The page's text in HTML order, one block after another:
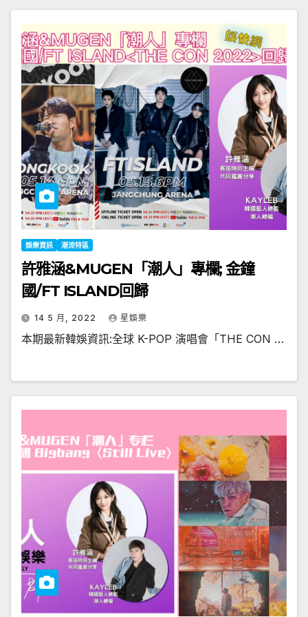
娛樂資訊 潮流特區
許雅涵&MUGEN「潮人」專欄; 金鐘
國/FT ISLAND回歸
14 5 月, 2022 星娛樂
本期最新韓娛資訊:全球 K-POP 演唱會「THE CON …